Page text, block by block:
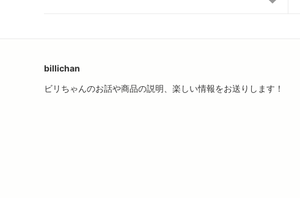
billichan
ビリちゃんのお話や商品の説明、楽しい情報をお送りします！